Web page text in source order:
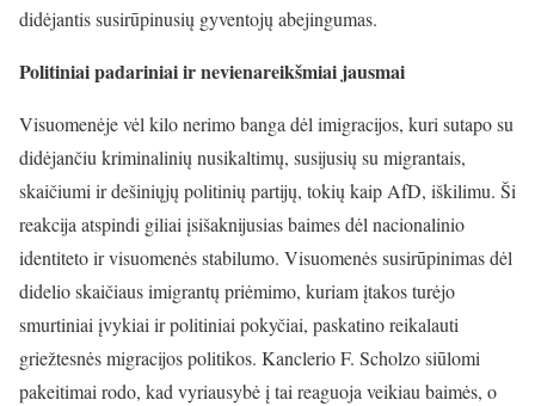
didėjantis susirūpinusių gyventojų abejingumas.
Politiniai padariniai ir nevienareikšmiai jausmai
Visuomenėje vėl kilo nerimo banga dėl imigracijos, kuri sutapo su
didėjančiu kriminalinių nusikaltimų, susijusių su migrantais,
skaičiumi ir dešiniųjų politinių partijų, tokių kaip AfD, iškilimu. Ši
reakcija atspindi giliai įsišaknijusias baimes dėl nacionalinio
identiteto ir visuomenės stabilumo. Visuomenės susirūpinimas dėl
didelio skaičiaus imigrantų priėmimo, kuriam įtakos turėjo
smurtiniai įvykiai ir politiniai pokyčiai, paskatino reikalauti
griežtesnės migracijos politikos. Kanclerio F. Scholzo siūlomi
pakeitimai rodo, kad vyriausybė į tai reaguoja veikiau baimės, o